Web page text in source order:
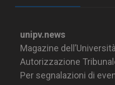
unipv.news
Magazine
Autorizzazione
Per segnalazioni di